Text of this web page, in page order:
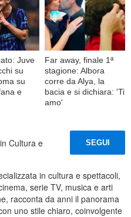
Juve
su
su
e
Far away, finale 1ª
stagione: Albora
corre da Alya, la
bacia e si dichiara: 'Ti
amo'
Cultura e
SEGUI
in cultura e spettacoli,
serie TV, musica e arti
racconta da anni il panorama
uno stile chiaro, coinvolgente